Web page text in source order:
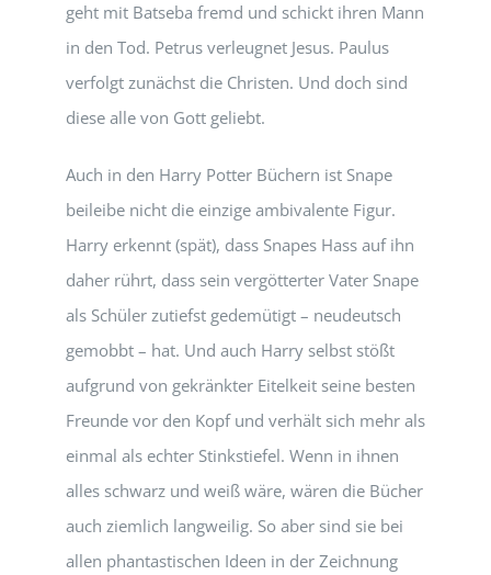
geht mit Batseba fremd und schickt ihren Mann
in den Tod. Petrus verleugnet Jesus. Paulus
verfolgt zunächst die Christen. Und doch sind
diese alle von Gott geliebt.
Auch in den Harry Potter Büchern ist Snape
beileibe nicht die einzige ambivalente Figur.
Harry erkennt (spät), dass Snapes Hass auf ihn
daher rührt, dass sein vergötterter Vater Snape
als Schüler zutiefst gedemütigt – neudeutsch
gemobbt – hat. Und auch Harry selbst stößt
aufgrund von gekränkter Eitelkeit seine besten
Freunde vor den Kopf und verhält sich mehr als
einmal als echter Stinkstiefel. Wenn in ihnen
alles schwarz und weiß wäre, wären die Bücher
auch ziemlich langweilig. So aber sind sie bei
allen phantastischen Ideen in der Zeichnung